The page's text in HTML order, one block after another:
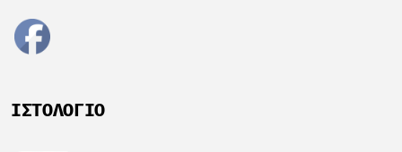
ΙΣΤΟΛΌΓΙΟ